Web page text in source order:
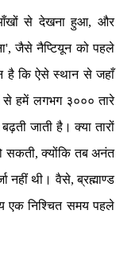
से देखना हुआ,और
',जैसे नैप्टियून को पहले
है कि ऐसे स्थान से जहाँ
हमें लगभग ३००० तारे
जाती है। क्या तारों
सकती,क्योंकि तब अनंत
नहीं थी। वैसे,ब्रह्माण्ड
एक निश्चित समय पहले